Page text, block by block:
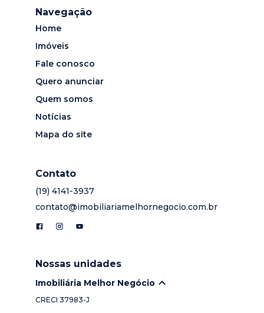
Navegação
Home
Imóveis
Fale conosco
Quero anunciar
Quem somos
Notícias
Mapa do site
Contato
(19) 4141-3937
contato@imobiliariamelhornegocio.com.br
Nossas unidades
Imobiliária Melhor Negócio
CRECI 37983-J